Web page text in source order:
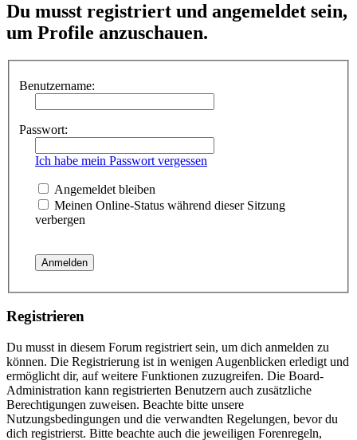
Du musst registriert und angemeldet sein,
um Profile anzuschauen.
Benutzername:
Passwort:
Ich habe mein Passwort vergessen
Angemeldet bleiben
Meinen Online-Status während dieser Sitzung
verbergen
Registrieren
Du musst in diesem Forum registriert sein, um dich anmelden zu
können. Die Registrierung ist in wenigen Augenblicken erledigt und
ermöglicht dir, auf weitere Funktionen zuzugreifen. Die Board-
Administration kann registrierten Benutzern auch zusätzliche
Berechtigungen zuweisen. Beachte bitte unsere
Nutzungsbedingungen und die verwandten Regelungen, bevor du
dich registrierst. Bitte beachte auch die jeweiligen Forenregeln,